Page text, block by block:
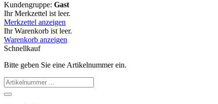
Kundengruppe: Gast
Ihr Merkzettel ist leer.
Merkzettel anzeigen
Ihr Warenkorb ist leer.
Warenkorb anzeigen
Schnellkauf
Bitte geben Sie eine Artikelnummer ein.